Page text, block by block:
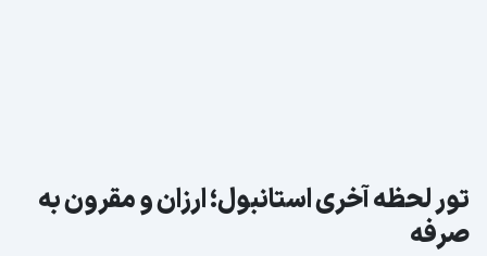
تور لحظه آخری استانبول؛ ارزان و مقرون به
صرفه